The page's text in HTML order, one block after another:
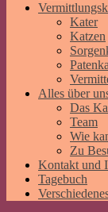
Kater
Katzen
Alles über
Das
Team
Wie
Zu
Kontakt und
Tagebuch